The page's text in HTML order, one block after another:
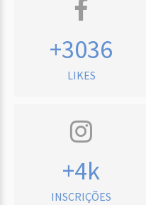
+3036
LIKES
+4k
INSCRIÇÕES